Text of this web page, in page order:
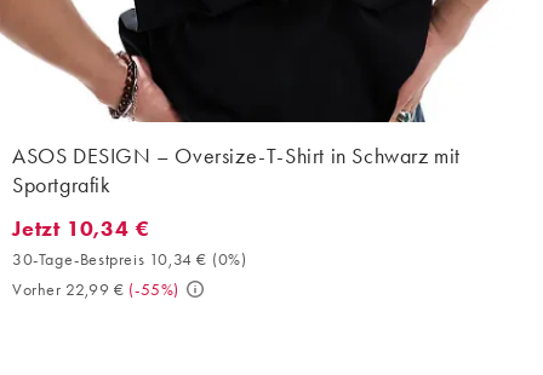
ASOS DESIGN – Oversize-T-Shirt in Schwarz mit
Sportgrafik
Jetzt 10,34 €. 30-Tage-Bestpreis 10,34 € (0%). Vorher 22,99 €.
Jetzt 10,34 €
30-Tage-Bestpreis 10,34 € (0%)
Vorher 22,99 € (-55%)